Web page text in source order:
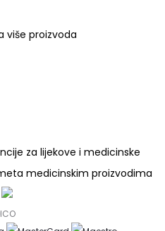
više proizvoda
za lijekove i medicinske
medicinskim proizvodima